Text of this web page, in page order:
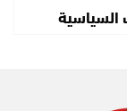
السياسية